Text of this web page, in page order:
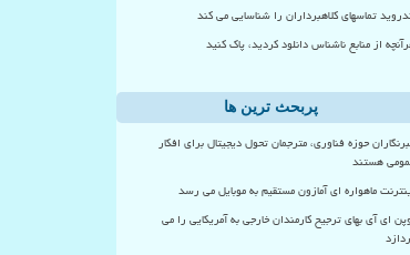
تماسهای کلاهبرداران را شناسایی می کند
از منابع ناشناس دانلود کردید، پاک کنید
پربحث ترین ها
حوزه فناوری، مترجمان تحول دیجیتال برای افکار
هستند
ماهواره ای آمازون مستقیم به موبایل می رسد
ای آی بهای ترجیح کارمندان خارجی به آمریکایی را می